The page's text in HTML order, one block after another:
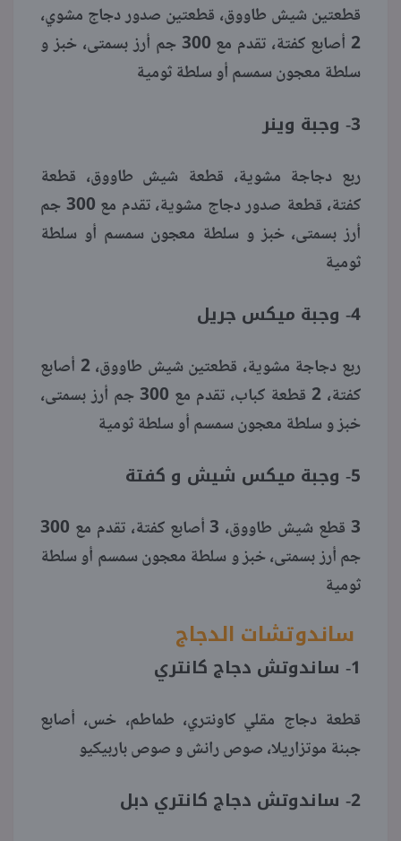
قطعتين شيش طاووق، قطعتين صدور دجاج مشوي،
2 أصابع كفتة، تقدم مع 300 جم أرز بسمتى، خبز و
سلطة معجون سمسم أو سلطة ثومية
3- وجبة وينر
ربع دجاجة مشوية، قطعة شيش طاووق، قطعة
كفتة، قطعة صدور دجاج مشوية، تقدم مع 300 جم
أرز بسمتى، خبز و سلطة معجون سمسم أو سلطة
ثومية
4- وجبة ميكس جريل
ربع دجاجة مشوية، قطعتين شيش طاووق، 2 أصابع
كفتة، 2 قطعة كباب، تقدم مع 300 جم أرز بسمتى،
خبز و سلطة معجون سمسم أو سلطة ثومية
5- وجبة ميكس شيش و كفتة
3 قطع شيش طاووق، 3 أصابع كفتة، تقدم مع 300
جم أرز بسمتى، خبز و سلطة معجون سمسم أو سلطة
ثومية
ساندوتشات الدجاج
1- ساندوتش دجاج كانتري
قطعة دجاج مقلي كاونتري، طماطم، خس، أصابع
جبنة موتزاريلا، صوص رانش و صوص باربيكيو
2- ساندوتش دجاج كانتري دبل